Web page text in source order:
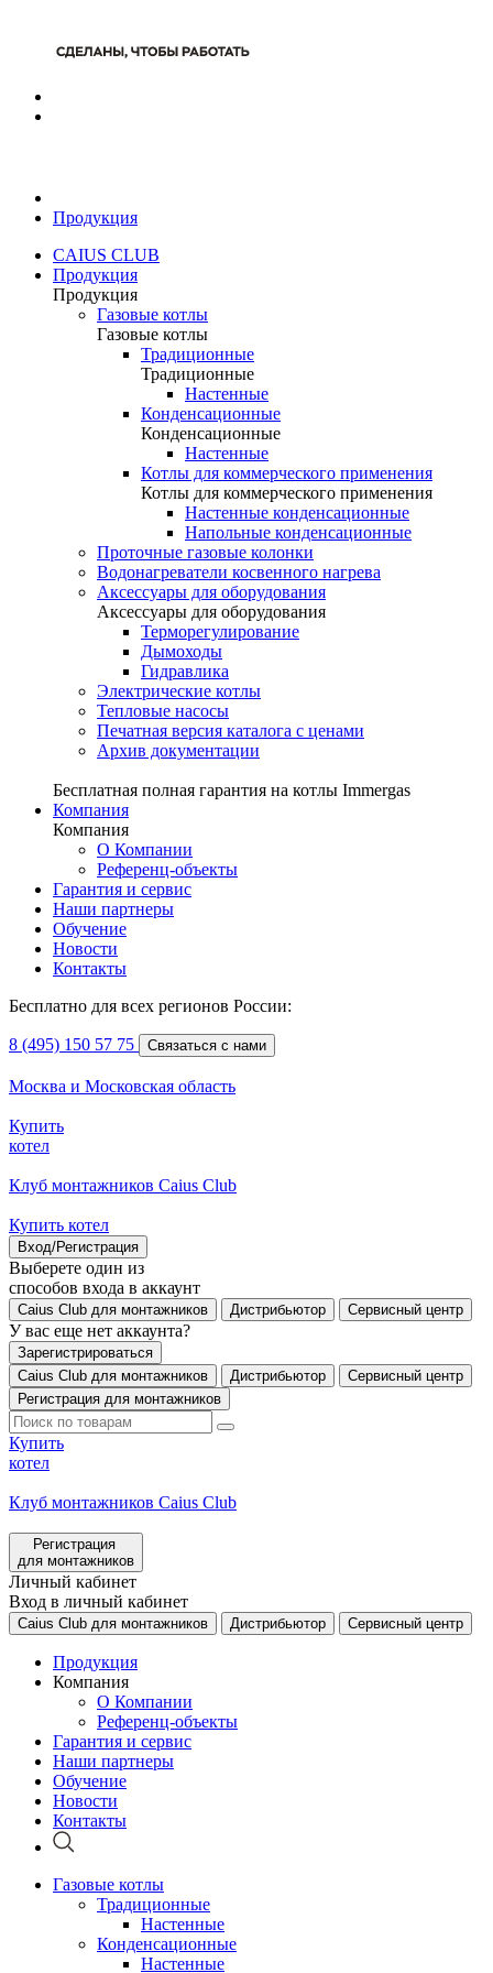
Продукция
CAIUS CLUB
Продукция
Продукция
Газовые котлы
Газовые котлы
Традиционные
Традиционные
Настенные
Конденсационные
Конденсационные
Настенные
Котлы для коммерческого применения
Котлы для коммерческого применения
Настенные конденсационные
Напольные конденсационные
Проточные газовые колонки
Водонагреватели косвенного нагрева
Аксессуары для оборудования
Аксессуары для оборудования
Терморегулирование
Дымоходы
Гидравлика
Электрические котлы
Тепловые насосы
Печатная версия каталога с ценами
Архив документации
Бесплатная полная гарантия на котлы Immergas
Компания
Компания
О Компании
Референц-объекты
Гарантия и сервис
Наши партнеры
Обучение
Новости
Контакты
Бесплатно для всех регионов России:
8 (495) 150 57 75 Связаться с нами
Москва и Московская область
Купить
котел
Клуб монтажников Caius Club
Купить котел
Вход/Регистрация
Выберете один из
способов входа в аккаунт
Caius Club для монтажников Дистрибьютор Сервисный центр
У вас еще нет аккаунта?
Зарегистрироваться
Caius Club для монтажников
Дистрибьютор
Сервисный центр
Регистрация для монтажников
Купить
котел
Клуб монтажников Caius Club
Регистрация
для монтажников
Личный кабинет
Вход в личный кабинет
Caius Club для монтажников Дистрибьютор Сервисный центр
Продукция
Компания
О Компании
Референц-объекты
Гарантия и сервис
Наши партнеры
Обучение
Новости
Контакты
Газовые котлы
Традиционные
Настенные
Конденсационные
Настенные